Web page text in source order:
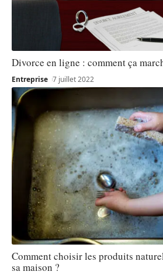
Divorce en ligne : comment ça
Entreprise 7 juillet 2022
Comment choisir les produits
sa maison ?